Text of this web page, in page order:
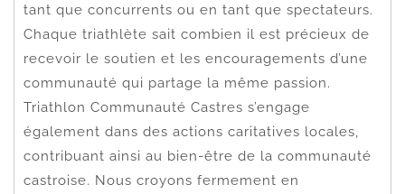
tant que concurrents ou en tant que spectateurs.
Chaque triathlète sait combien il est précieux de
recevoir le soutien et les encouragements d’une
communauté qui partage la même passion.
Triathlon Communauté Castres s’engage
également dans des actions caritatives locales,
contribuant ainsi au bien-être de la communauté
castroise. Nous croyons fermement en